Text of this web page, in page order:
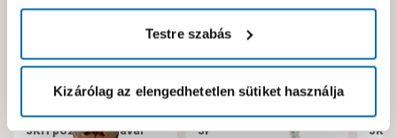
Testre szabás
Kizárólag az elengedhetetlen sütiket használja
JKH pozdorjacsavar
JKH tokrögzítő csavar
JKH